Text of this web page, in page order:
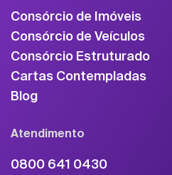
Consórcio de Imóveis
Consórcio de Veículos
Consórcio Estruturado
Cartas Contempladas
Blog
Atendimento
0800 641 0430